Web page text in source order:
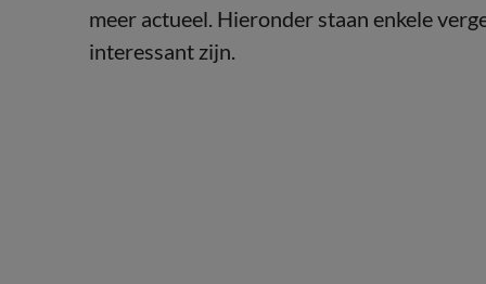
meer actueel. Hieronder staan enkele
interessant zijn.